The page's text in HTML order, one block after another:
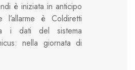
è iniziata in anticipo
è Coldiretti
i dati del sistema
nella giornata di